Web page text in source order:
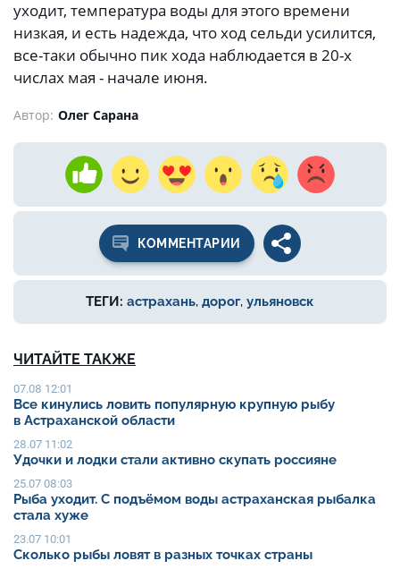
уходит, температура воды для этого времени
низкая, и есть надежда, что ход сельди усилится,
все-таки обычно пик хода наблюдается в 20-х
числах мая - начале июня.
Автор: Олег Сарана
КОММЕНТАРИИ
ТЕГИ: астрахань, дорог, ульяновск
ЧИТАЙТЕ ТАКЖЕ
07.08 12:01
Все кинулись ловить популярную крупную рыбу
в Астраханской области
28.07 11:02
Удочки и лодки стали активно скупать россияне
25.07 08:03
Рыба уходит. С подъёмом воды астраханская рыбалка
стала хуже
23.07 10:01
Сколько рыбы ловят в разных точках страны